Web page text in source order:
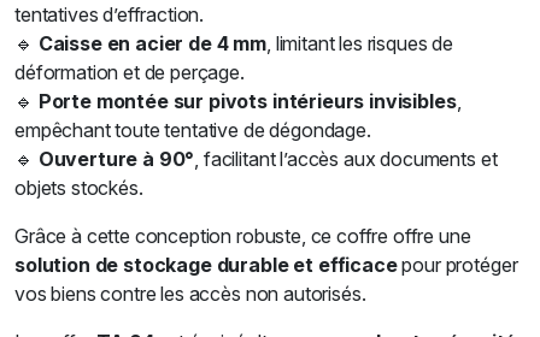
tentatives d’effraction.
🔹 Caisse en acier de 4 mm , limitant les risques de
déformation et de perçage.
🔹 Porte montée sur pivots intérieurs invisibles,
empêchant toute tentative de dégondage.
🔹 Ouverture à 90° , facilitant l’accès aux documents et
objets stockés.
Grâce à cette conception robuste, ce coffre offre une
solution de stockage durable et efficacepour protéger
vos biens contre les accès non autorisés.